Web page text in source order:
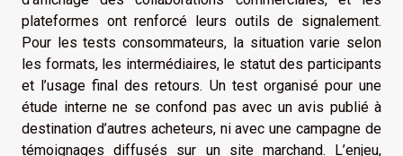
plateformes ont renforcé leurs outils de signalement.
Pour les tests consommateurs, la situation varie selon
les formats, les intermédiaires, le statut des participants
et l’usage final des retours. Un test organisé pour une
étude interne ne se confond pas avec un avis publié à
destination d’autres acheteurs, ni avec une campagne de
témoignages diffusés sur un site marchand. L’enjeu,